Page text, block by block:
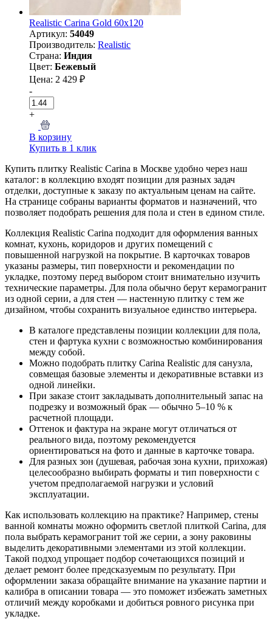
Realistic Carina Gold 60x120
Артикул: 54049
Производитель: Realistic
Страна: Индия
Цвет: Бежевый
Цена: 2 429 ₽
-
+
В корзину
Купить в 1 клик
Купить плитку Realistic Carina в Москве удобно через наш
каталог: в коллекцию входят позиции для разных задач
отделки, доступные к заказу по актуальным ценам на сайте.
На странице собраны варианты форматов и назначений, что
позволяет подобрать решения для пола и стен в едином стиле.
Коллекция Realistic Carina подходит для оформления ванных
комнат, кухонь, коридоров и других помещений с
повышенной нагрузкой на покрытие. В карточках товаров
указаны размеры, тип поверхности и рекомендации по
укладке, поэтому перед выбором стоит внимательно изучить
технические параметры. Для пола обычно берут керамогранит
из одной серии, а для стен — настенную плитку с тем же
дизайном, чтобы сохранить визуальное единство интерьера.
В каталоге представлены позиции коллекции для пола,
стен и фартука кухни с возможностью комбинирования
между собой.
Можно подобрать плитку Carina Realistic для санузла,
совмещая базовые элементы и декоративные вставки из
одной линейки.
При заказе стоит закладывать дополнительный запас на
подрезку и возможный брак — обычно 5–10 % к
расчетной площади.
Оттенок и фактура на экране могут отличаться от
реального вида, поэтому рекомендуется
ориентироваться на фото и данные в карточке товара.
Для разных зон (душевая, рабочая зона кухни, прихожая)
целесообразно выбирать форматы и тип поверхности с
учетом предполагаемой нагрузки и условий
эксплуатации.
Как использовать коллекцию на практике? Например, стены
ванной комнаты можно оформить светлой плиткой Carina, для
пола выбрать керамогранит той же серии, а зону раковины
выделить декоративными элементами из этой коллекции.
Такой подход упрощает подбор сочетающихся позиций и
делает ремонт более предсказуемым по результату. При
оформлении заказа обращайте внимание на указание партии и
калибра в описании товара — это поможет избежать заметных
отличий между коробками и добиться ровного рисунка при
укладке.